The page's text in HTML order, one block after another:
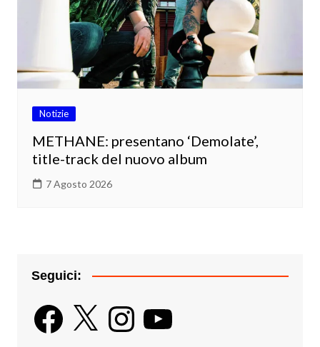
Notizie
METHANE: presentano ‘Demolate’,
title-track del nuovo album
7 Agosto 2026
Seguici:
Facebook
X InstagramYouTube